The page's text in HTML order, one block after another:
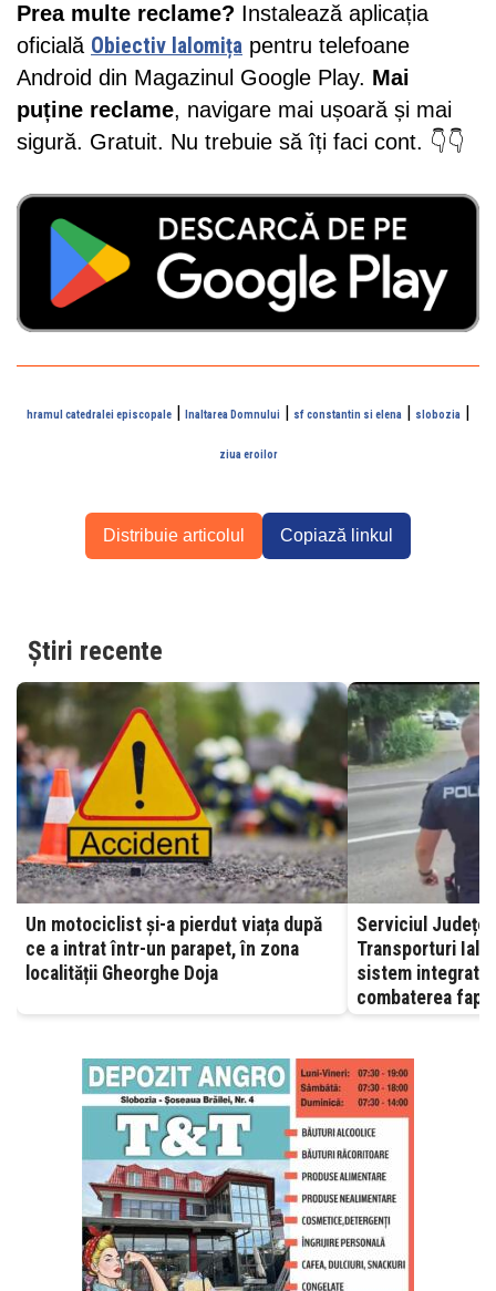
Prea multe reclame? Instalează aplicația
oficială Obiectiv Ialomița pentru telefoane
Android din Magazinul Google Play. Mai
puține reclame, navigare mai ușoară și mai
sigură. Gratuit. Nu trebuie să îți faci cont. 👇👇
hramul catedralei episcopale | Inaltarea Domnului | sf constantin si elena | slobozia |
ziua eroilor
Distribuie articolul Copiază linkul
Știri recente
Un motociclist și-a pierdut viața după
ce a intrat într-un parapet, în zona
localității Gheorghe Doja
Serviciul
Transporturi Ialomița –
sistem integrat,
combaterea